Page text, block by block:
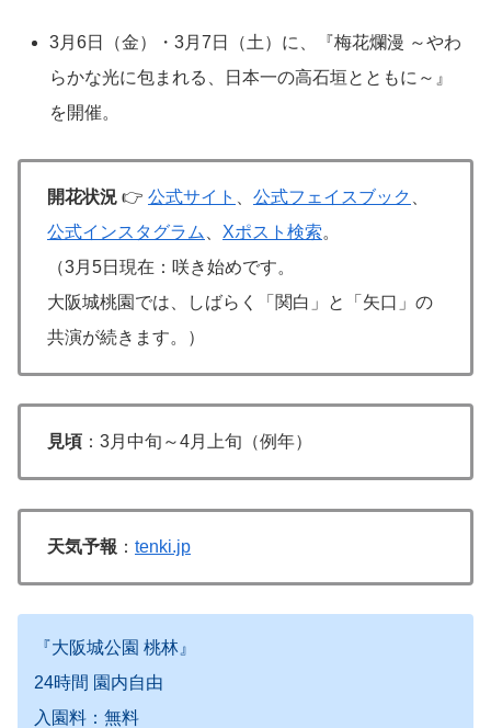
3月6日（金）・3月7日（土）に、『梅花爛漫 ～やわ
らかな光に包まれる、日本一の高石垣とともに～』
を開催。
開花状況 👉 公式サイト 公式フェイスブック
公式インスタグラム
Xポスト検索。
（3月5日現在：咲き始めです。
大阪城桃園では、しばらく「関白」と「矢口」の
共演が続きます。）
見頃 ：3月中旬～4月上旬（例年）
天気予報 ： tenki.jp
『大阪城公園 桃林』
24時間 園内自由
入園料：無料